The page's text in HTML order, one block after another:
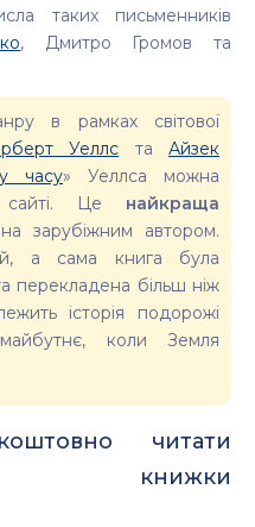
таких письменників
, Дмитро Громов та
в рамках світової
Уеллс таАйзек
часу» Уеллса можна
сайті. Це найкраща
зарубіжним автором.
а сама книга була
перекладена більш ніж
історія подорожі
коли Земля
читати
книжки